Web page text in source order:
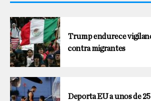
Trump endurece
contra migrantes
Deporta EU a unos de